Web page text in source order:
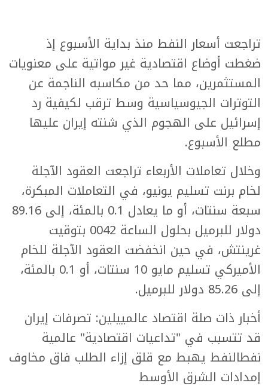
تراجعت أسعار النفط منذ بداية الأسبوع إذ
ضغطت أوضاع اقتصادية غير مواتية على معنويات
المستثمرين، مما حد من مكاسبه الناجمة عن
التوترات الجيوسياسية وسط ترقب لكيفية رد
إسرائيل على الهجوم الذي شنته إيران عليها
مطلع الأسبوع.
وخلال تعاملات الأربعاء تراجعت العقود الآجلة
لخام برنت تسليم يونيو، في التعاملات المبكرة،
سبعة سنتات، أو ما يعادل 0.1 بالمئة، إلى 89.16
دولار للبرميل بحلول الساعة 0042 بتوقيت
غرينتش، في حين انخفضت العقود الآجلة للخام
الأميركي تسليم مايو 10 سنتات، أو 0.1 بالمئة،
إلى 85.26 دولار للبرميل.
أخبار ذات صلة اقتصاد عالمييلين: تصرفات إيران
قد تتسبب في "تداعيات اقتصادية" عالمية
نفطالنفط يهبط مع قلق إزاء الطلب فاق مخاوف
إمدادات الشرق الأوسط